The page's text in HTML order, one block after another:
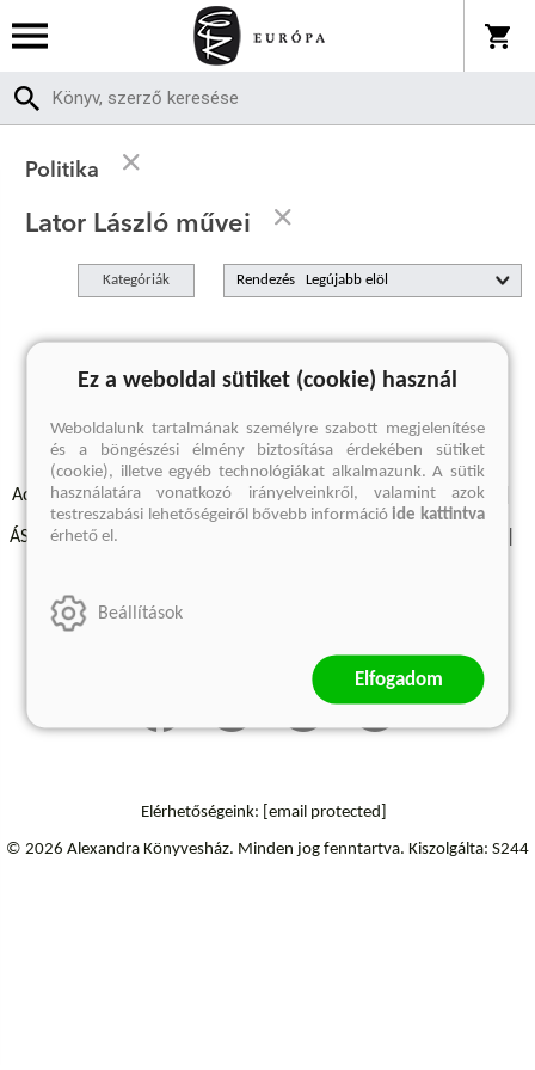
Politika
Lator László művei
Kategóriák Rendezés
A keresett kifejezésre nincs találat
Adatvédelmi szabályzatok Elállási felmondási nyilatkozat
ÁSZF - Vásárlási feltételek
Szállítási információk
Elérhetőségeink: [email protected]
© 2026 Alexandra Könyvesház. Minden jog fenntartva. Kiszolgálta: S244
Ez a weboldal sütiket (cookie) használ
Weboldalunk tartalmának személyre szabott megjelenítése
és a böngészési élmény biztosítása érdekében sütiket
(cookie), illetve egyéb technológiákat alkalmazunk. A sütik
használatára vonatkozó irányelveinkről, valamint azok
testreszabási lehetőségeiről bővebb információide kattintva
érhető el.
Beállítások
Elfogadom